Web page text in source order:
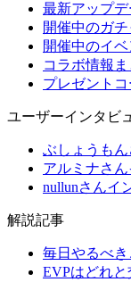
最新アップデ
開催中のガ
開催中のイ
コラボ情報ま
プレゼント
ユーザーインタビ
ぶしょうも
アルミナさ
nullunさんイ
解説記事
毎日やるべき
EVPはどれと